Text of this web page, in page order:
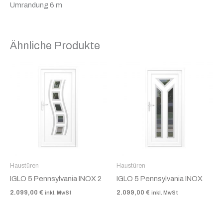
Umrandung 6 m
Ähnliche Produkte
Haustüren
IGLO 5 Pennsylvania INOX 2
2.099,00 € inkl. MwSt
Haustüren
IGLO 5 Pennsylvania INOX
2.099,00 € inkl. MwSt